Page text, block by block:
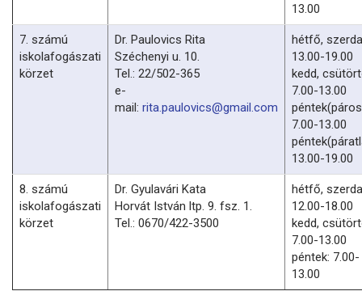
13.00
7. számú
iskolafogászati
körzet
Dr. Paulovics Rita
Széchenyi u. 10.
Tel.: 22/502-365
e-
mail: rita.paulovics@gmail.com
hétfő,
13.00-19.00
kedd,
7.00-13.00
7.00-13.00
13.00-19.00
8. számú
iskolafogászati
körzet
Dr. Gyulavári Kata
Horvát István ltp. 9. fsz. 1.
Tel.: 0670/422-3500
hétfő,
12.00-18.00
kedd,
7.00-13.00
péntek: 7.00-
13.00